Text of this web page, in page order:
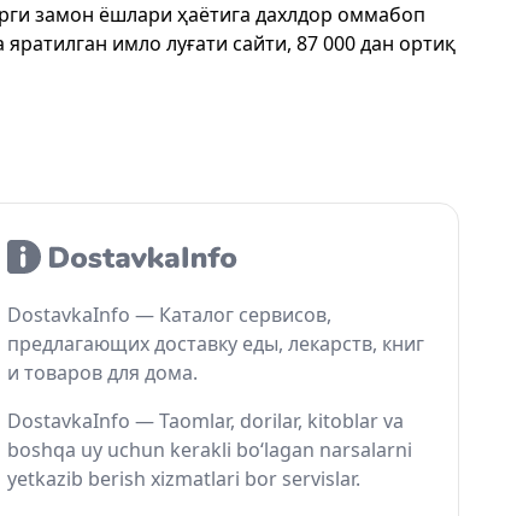
замон ёшлари ҳаётига дахлдор оммабоп
имло луғати сайти, 87 000 дан ортиқ
DostavkaInfo — Каталог сервисов,
предлагающих доставку еды, лекарств, книг
и товаров для дома.
DostavkaInfo — Taomlar, dorilar, kitoblar va
boshqa uy uchun kerakli bo‘lagan narsalarni
yetkazib berish xizmatlari bor servislar.